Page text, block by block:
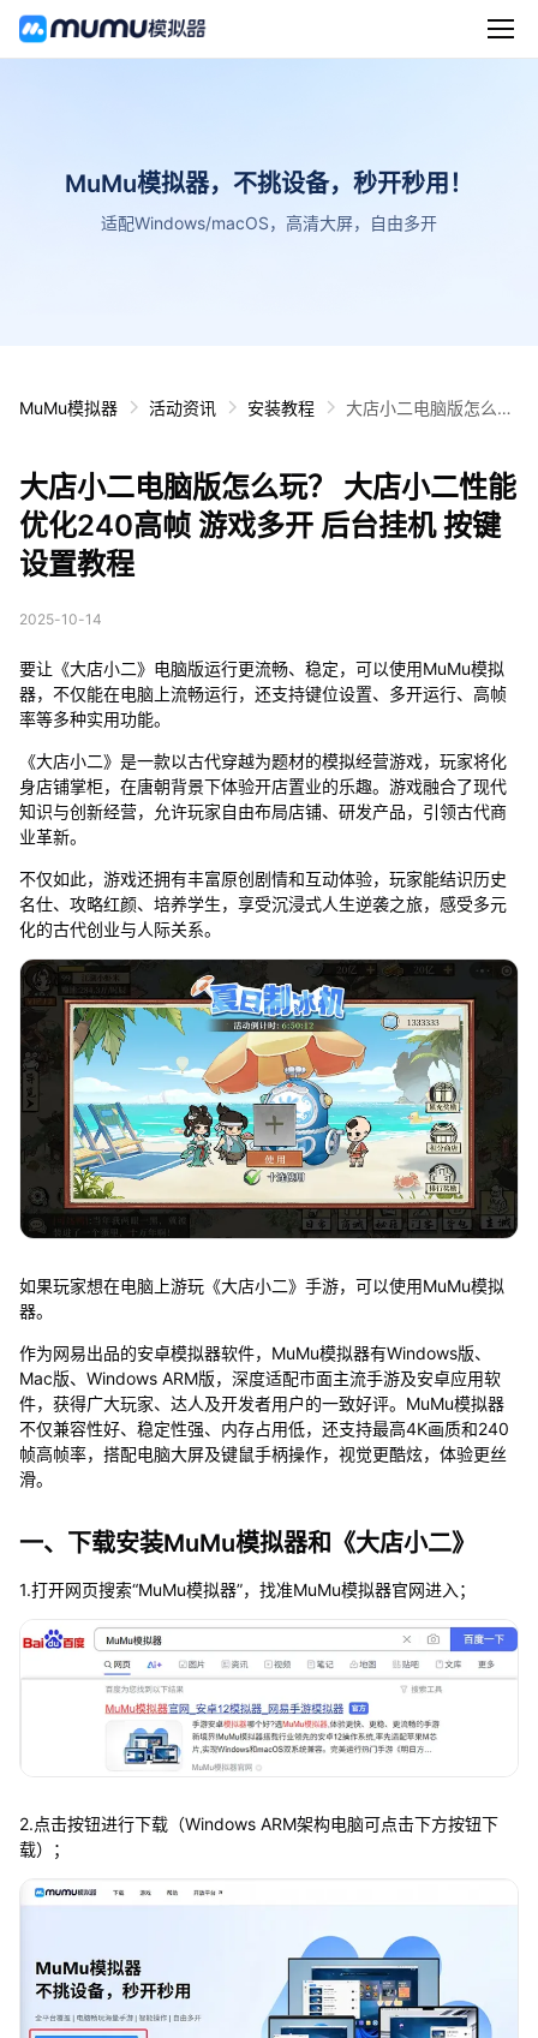
MuMu模拟器，不挑设备，秒开秒用！
适配Windows/macOS，高清大屏，自由多开
MuMu模拟器 活动资讯 安装教程
大店小二电脑版怎么
台挂机 按键设置教程
大店小二电脑版怎么玩？ 大店小二性能
优化240高帧 游戏多开 后台挂机 按键
设置教程
2025-10-14
要让《大店小二》电脑版运行更流畅、稳定，可以使用MuMu模拟
器，不仅能在电脑上流畅运行，还支持键位设置、多开运行、高帧
率等多种实用功能。
《大店小二》是一款以古代穿越为题材的模拟经营游戏，玩家将化
身店铺掌柜，在唐朝背景下体验开店置业的乐趣。游戏融合了现代
知识与创新经营，允许玩家自由布局店铺、研发产品，引领古代商
业革新。
不仅如此，游戏还拥有丰富原创剧情和互动体验，玩家能结识历史
名仕、攻略红颜、培养学生，享受沉浸式人生逆袭之旅，感受多元
化的古代创业与人际关系。
如果玩家想在电脑上游玩《大店小二》手游，可以使用MuMu模拟
器。
作为网易出品的安卓模拟器软件，MuMu模拟器有Windows版、
Mac版、Windows ARM版，深度适配市面主流手游及安卓应用软
件，获得广大玩家、达人及开发者用户的一致好评。MuMu模拟器
不仅兼容性好、稳定性强、内存占用低，还支持最高4K画质和240
帧高帧率，搭配电脑大屏及键鼠手柄操作，视觉更酷炫，体验更丝
滑。
一、下载安装MuMu模拟器和《大店小二》
1.打开网页搜索“MuMu模拟器”，找准MuMu模拟器官网进入；
2.点击按钮进行下载（Windows ARM架构电脑可点击下方按钮下
载）；